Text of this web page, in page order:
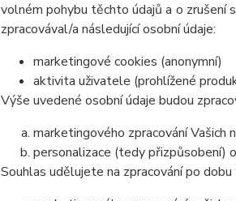
volném pohybu těchto údajů a o zrušení
zpracovával/a následující osobní údaje:
marketingové cookies (anonymní)
aktivita uživatele (prohlížené
Výše uvedené osobní údaje budou
marketingového zpracování Vašich
personalizace (tedy přizpůsobení)
Souhlas udělujete na zpracování po dobu